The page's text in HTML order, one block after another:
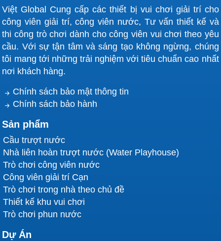
Việt Global Cung cấp các thiết bị vui chơi giải trí cho
công viên giải trí, công viên nước, Tư vấn thiết kế và
thi công trò chơi dành cho công viên vui chơi theo yêu
cầu. Với sự tận tâm và sáng tạo không ngừng, chúng
tôi mang tới những trải nghiệm với tiêu chuẩn cao nhất
nơi khách hàng.
Chính sách bảo mật thông tin
Chính sách bảo hành
Sản phẩm
Cầu trượt nước
Nhà liên hoàn trượt nước (Water Playhouse)
Trò chơi công viên nước
Công viên giải trí Cạn
Trò chơi trong nhà theo chủ đề
Thiết kế khu vui chơi
Trò chơi phun nước
Dự Án